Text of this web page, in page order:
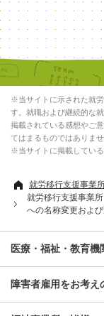
※当サイトに示された就
す。就職および継続的な
掲載されている感想やご
てはまるものではありませ
※当サイトに掲載している
就労移行支援事業
就労移行支援事業
への名称変更およ
医療・福祉・教育機
障害者雇用をお考え